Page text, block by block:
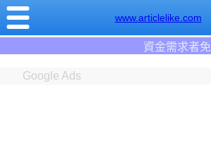
www.articlelike.com
資金需求者免費註冊:9597借錢網
Google Ads